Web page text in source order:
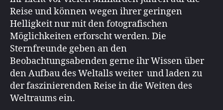
Reise und können wegen ihrer geringen
Helligkeit nur mit den fotografischen
Möglichkeiten erforscht werden. Die
Sternfreunde geben an den
Beobachtungsabenden gerne ihr Wissen über
den Aufbau des Weltalls weiter und laden zu
der faszinierenden Reise in die Weiten des
Weltraums ein.